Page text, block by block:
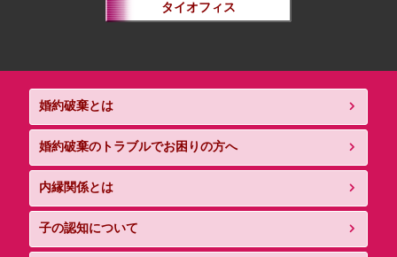
タイオフィス
婚約破棄とは
婚約破棄のトラブルでお困りの方へ
内縁関係とは
子の認知について